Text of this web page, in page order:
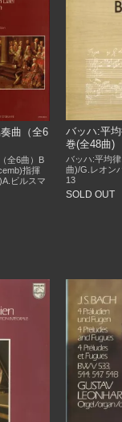
曲（全6
全6曲）B
指揮
ビルスマ
バッハ:平
巻(全48曲)
バッハ:平均
曲)/G.レオン
13
SOLD OUT